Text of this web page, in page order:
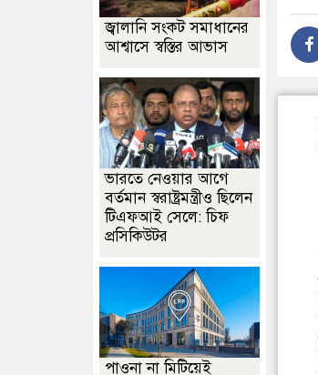
জ্বালানি সংকট সমাধানের
আশ্বাসে স্বস্তির আভাস
ভারতে নেওয়ার আগে
বর্তমান স্বরাষ্ট্রমন্ত্রীও ছিলেন
টিএফআই সেলে: চিফ
প্রসিকিউটর
পাওনা না মিটিয়েই